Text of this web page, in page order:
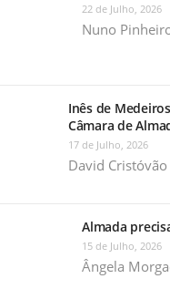
22 de Julho, 2026
Nuno
Inês de
Câmara de
17 de Julho, 2026
David Cristóvão
Almada
15 de Julho, 2026
Ângela